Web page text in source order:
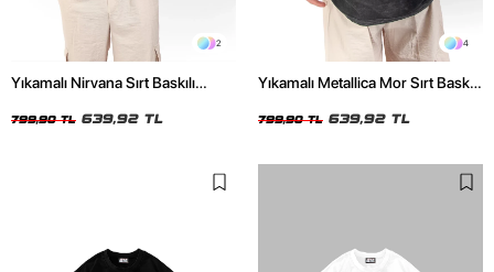
2
Yıkamalı Nirvana Sırt Baskılı
799,90 TL 639,92 TL
4
Yıkamalı Metallica Mor Sırt Baskılı
799,90 TL 639,92 TL